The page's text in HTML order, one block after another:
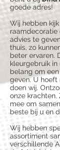
goede adres!
Wij hebben
raamdecoratie
advies te
thuis, zo
beter ervaren.
kleurgebruik in
belang om
geven. U hoeft
doen wij.
onze krachten.
mee om
beste bij u en
Wij hebben
assortiment
verschillende